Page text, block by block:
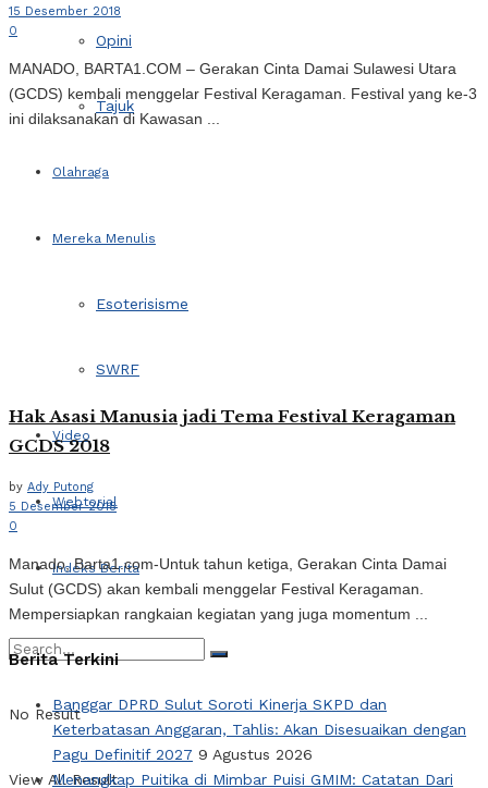
Opini
Tajuk
Olahraga
Mereka Menulis
Esoterisisme
SWRF
Video
Webtorial
Indeks Berita
No Result
View All Result
15 Desember 2018
0
MANADO, BARTA1.COM – Gerakan Cinta Damai Sulawesi Utara
(GCDS) kembali menggelar Festival Keragaman. Festival yang ke-3
ini dilaksanakan di Kawasan ...
Hak Asasi Manusia jadi Tema Festival Keragaman
GCDS 2018
by Ady Putong
5 Desember 2018
0
Manado, Barta1.com-Untuk tahun ketiga, Gerakan Cinta Damai
Sulut (GCDS) akan kembali menggelar Festival Keragaman.
Mempersiapkan rangkaian kegiatan yang juga momentum ...
Berita Terkini
Banggar DPRD Sulut Soroti Kinerja SKPD dan
Keterbatasan Anggaran, Tahlis: Akan Disesuaikan dengan
Pagu Definitif 2027 9 Agustus 2026
Menangkap Puitika di Mimbar Puisi GMIM: Catatan Dari